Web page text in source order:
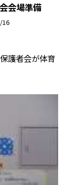
会場準備
16
護者会が体育